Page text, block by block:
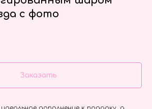
с фото
Заказать